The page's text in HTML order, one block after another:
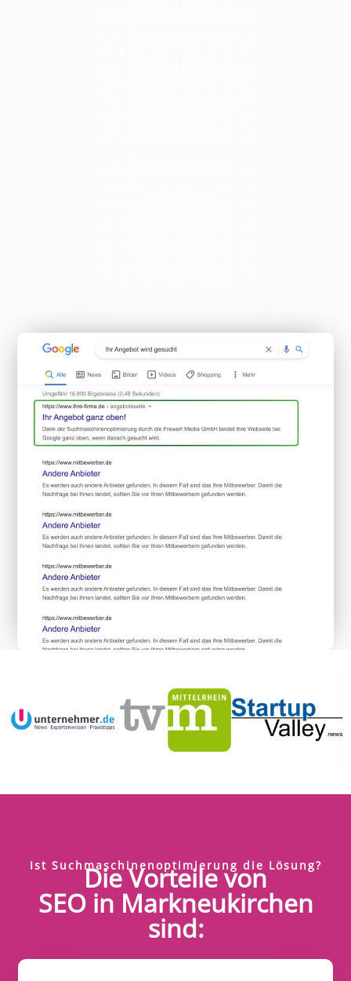
Ist Suchmaschinenoptimierung die Lösung?
Die Vorteile von
SEO in Markneukirchen
sind: